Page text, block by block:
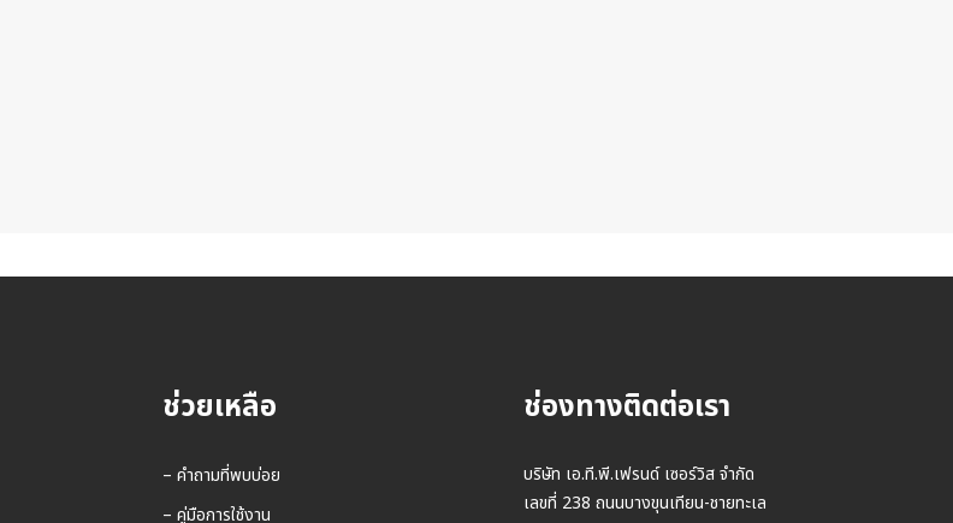
ช่วยเหลือ
– คำถามที่พบบ่อย
– คู่มือการใช้งาน
ช่องทางติดต่อเรา
บริษัท เอ.ที.พี.เฟรนด์ เซอร์วิส จำกัด
เลขที่ 238 ถนนบางขุนเทียน-ชายทะเล